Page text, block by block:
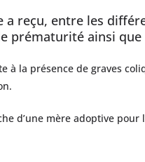
a reçu, entre les
prématurité ainsi que
à la présence de graves
d’une mère adoptive